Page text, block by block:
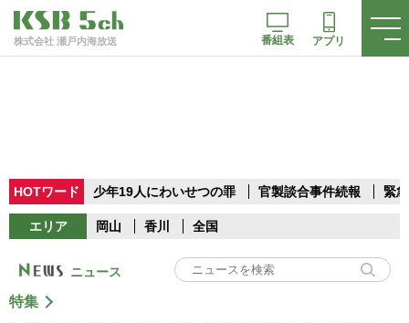
株式会社 瀬戸内海放送 番組表 アプリ
HOTワード 少年19人にわいせつの罪 官製談合事件続報 緊
エリア 岡山 香川 全国
ニュース
特集